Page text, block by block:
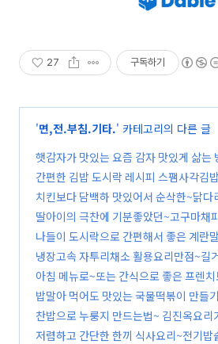
27 구독하기
'면,전.부침.기타.' 카테고리의 다른 글
햇감자가 맛있는 요즘 감자 맛있게 삶는
자 찌는 법 김진옥요리가좋다 (33)
간편한 김밥 도시락 레시피 스팸사각김
스팸무스비 하와이안 무스비 만드는 법
리가좋다
(36)
치킨보다 담백하 맛있어서 순삭한~닭다
조림 만드는 법 김진옥요리가좋다 (29)
딸아이의 극찬에 기분좋았던~고구마채
피 고구마채피자 만드는법 김진옥요리
식만들기
(69)
나들이 도시락으로 간편해서 좋은 계란
만들기 김진옥요리가좋다 (46)
냉장고속 자투리채소 활용요리만점~길
트 만들기 /김진옥요리가좋다 /길거리토
시피 (63)
아침 메뉴로~또는 간식으로 좋은 프렌
만들기 / 계란 토스트 레시피/김진옥요
(67)
밥말아 먹어도 맛있는 국물떡볶이 만들
옥요리가좋다 /간식레시피
(40)
찬밥으로 누룽지 만드는법~ 김진옥요리
누룽지 만들기 (35)
저렴하고 간단한 한끼 식사요리~전기밥